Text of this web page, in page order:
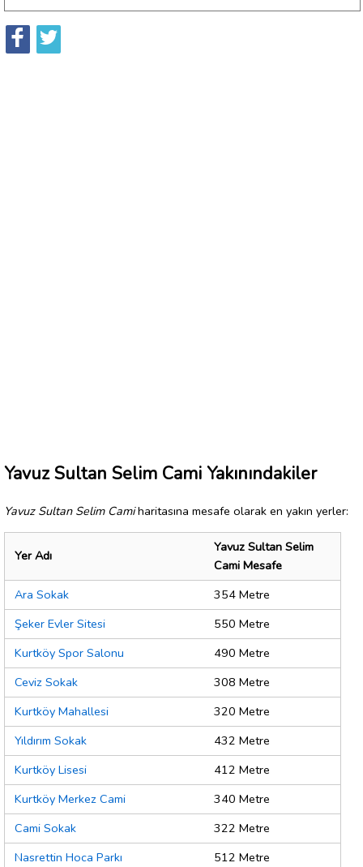
Yavuz Sultan Selim Cami Yakınındakiler
Yavuz Sultan Selim Camiharitasına mesafe olarak en yakın yerler:
Yer Adı
Yavuz Sultan Selim
Cami Mesafe
Ara Sokak
354 Metre
Şeker Evler Sitesi
550 Metre
Kurtköy Spor Salonu
490 Metre
Ceviz Sokak
308 Metre
Kurtköy Mahallesi
320 Metre
Yıldırım Sokak
432 Metre
Kurtköy Lisesi
412 Metre
Kurtköy Merkez Cami
340 Metre
Cami Sokak
322 Metre
Nasrettin Hoca Parkı
512 Metre